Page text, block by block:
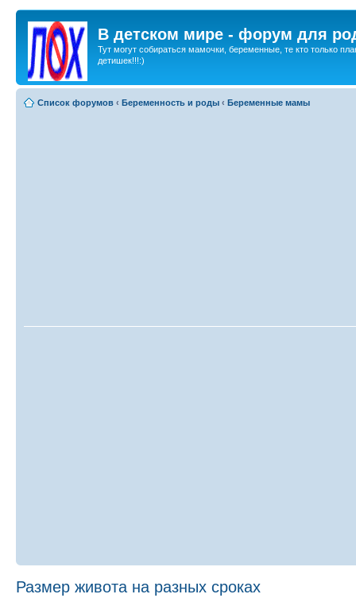
В детском мире - форум для
Тут могут собираться мамочки, беременные, те кто только
детишек!!!:)
Список форумов ‹ Беременность и роды ‹ Беременные мамы
Размер живота на разных сроках